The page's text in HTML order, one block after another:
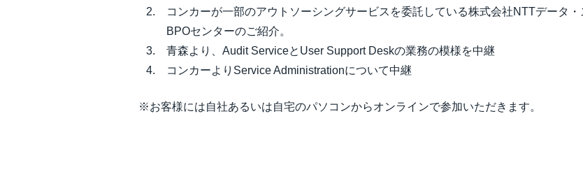
コンカーが一部のアウトソーシングサービスを委託している株式会社NTTデータ
BPOセンターのご紹介。
青森より、Audit ServiceとUser Support Deskの業務の模様を中継
コンカーよりService Administrationについて中継
※お客様には自社あるいは自宅のパソコンからオンラインで参加いただきます。